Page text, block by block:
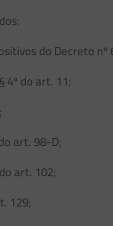
do Decreto nº
4º do art. 11;
art. 98-D;
art. 102;
129;